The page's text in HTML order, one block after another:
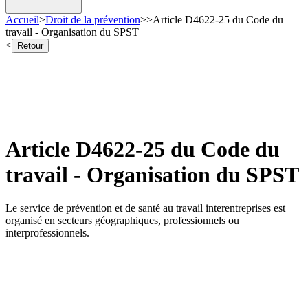
Accueil>Droit de la prévention>>Article D4622-25 du Code du
travail - Organisation du SPST
<
Retour
Article D4622-25 du Code du
travail - Organisation du SPST
Le service de prévention et de santé au travail interentreprises est
organisé en secteurs géographiques, professionnels ou
interprofessionnels.